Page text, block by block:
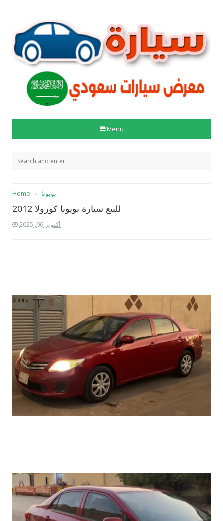
Menu
Home تويوتا
للبيع سيارة تويوتا كورولا 2012
أكتوبر 06, 2025